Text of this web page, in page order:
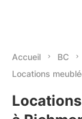
Accueil BC
Locations